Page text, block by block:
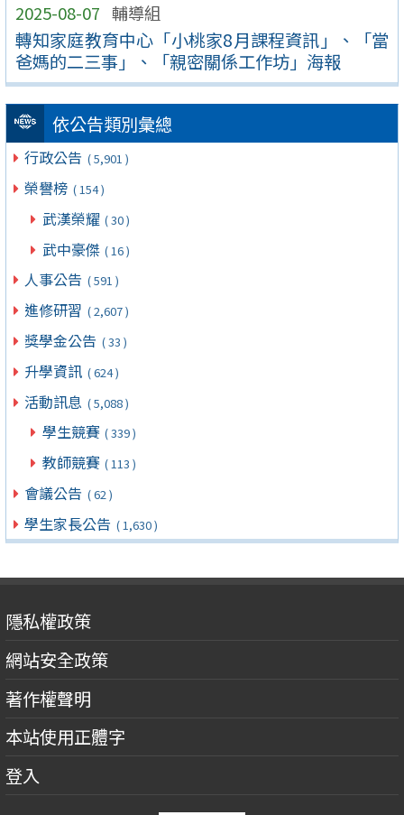
2025-08-07 輔導組
轉知家庭教育中心「小桃家8月課程資訊」、「當
爸媽的二三事」、「親密關係工作坊」海報
依公告類別彙總
行政公告 ( 5,901 )
榮譽榜 ( 154 )
武漢榮耀 ( 30 )
武中豪傑 ( 16 )
人事公告 ( 591 )
進修研習 ( 2,607 )
獎學金公告 ( 33 )
升學資訊 ( 624 )
活動訊息 ( 5,088 )
學生競賽 ( 339 )
教師競賽 ( 113 )
會議公告 ( 62 )
學生家長公告 ( 1,630 )
隱私權政策
網站安全政策
著作權聲明
本站使用正體字
登入